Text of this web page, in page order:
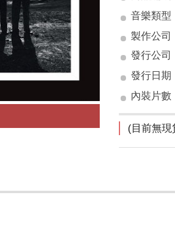
音樂類型
製作公司
發行公司
發行日期
內裝片數
(目前無現